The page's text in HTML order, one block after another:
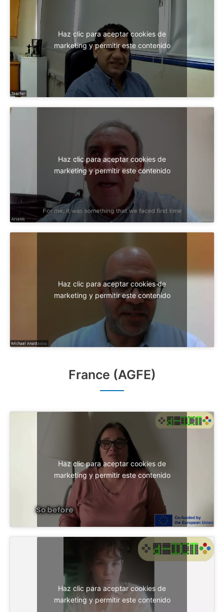
Haz clic para aceptar cookies de
marketing y permitir este contenido
Haz clic para aceptar cookies de
marketing y permitir este contenido
Haz clic para aceptar cookies de
marketing y permitir este contenido
France (AGFE)
Haz clic para aceptar cookies de
marketing y permitir este contenido
Haz clic para aceptar cookies de
marketing y permitir este contenido